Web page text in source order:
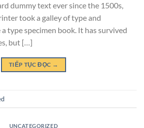
dummy text ever since the 1500s,
took a galley of type and
type specimen book. It has survived
but […]
TIẾP TỤC ĐỌC →
UNCATEGORIZED